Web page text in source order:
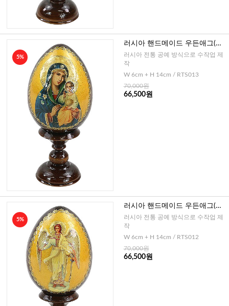
5%
러시아 핸드메이드 우든애그(영
원한 도움의 성모3)-소
러시아 전통 공예 방식으로 수작업 제
작
W 6cm + H 14cm / RTS013
70,000원
66,500원
5%
러시아 핸드메이드 우든애그(수
호천사)-소
러시아 전통 공예 방식으로 수작업 제
작
W 6cm + H 14cm / RTS012
70,000원
66,500원